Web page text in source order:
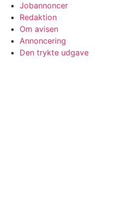
Jobannoncer
Redaktion
Om avisen
Annoncering
Den trykte udgave